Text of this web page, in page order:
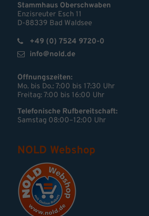
Stammhaus Oberschwaben
Enzisreuter Esch 11
D-88339 Bad Waldsee
+49 (0) 7524 9720-0
info@nold.de
Öffnungszeiten:
Mo. bis Do.: 7:00 bis 17:30 Uhr
Freitag: 7:00 bis 16:00 Uhr
Telefonische Rufbereitschaft:
Samstag 08:00–12:00 Uhr
NOLD Webshop